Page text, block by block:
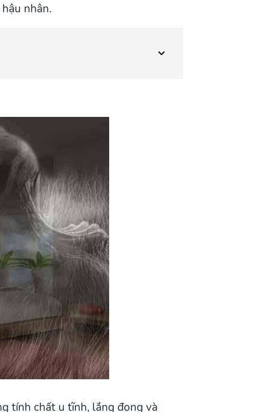
nhân.
tính chất u tĩnh, lắng đọng và